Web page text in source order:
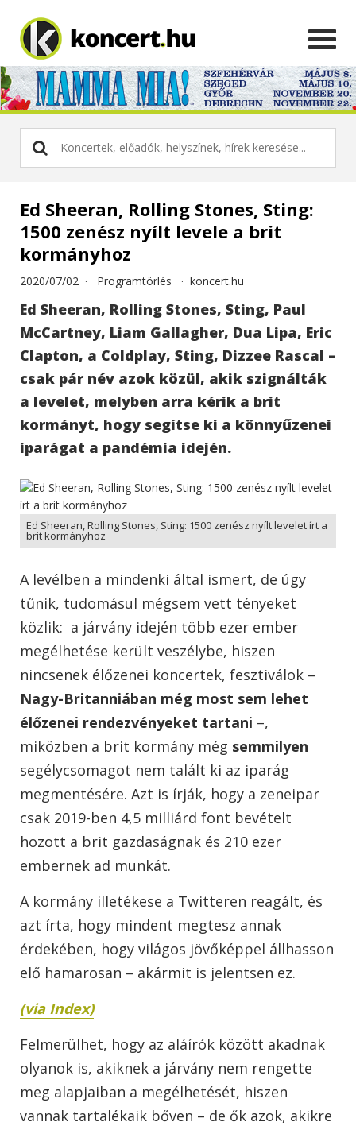
Ed Sheeran, Rolling Stones, Sting:
1500 zenész nyílt levele a brit
kormányhoz
2020/07/02 · Programtörlés · koncert.hu
Ed Sheeran, Rolling Stones, Sting, Paul
McCartney, Liam Gallagher, Dua Lipa, Eric
Clapton, a Coldplay, Sting, Dizzee Rascal –
csak pár név azok közül, akik szignálták
a levelet, melyben arra kérik a brit
kormányt, hogy segítse ki a könnyűzenei
iparágat a pandémia idején.
Ed Sheeran, Rolling Stones, Sting: 1500 zenész nyílt levelet írt a
brit kormányhoz
A levélben a mindenki által ismert, de úgy
tűnik, tudomásul mégsem vett tényeket
közlik: a járvány idején több ezer ember
megélhetése került veszélybe, hiszen
nincsenek élőzenei koncertek, fesztiválok –
Nagy-Britanniában még most sem lehet
élőzenei rendezvényeket tartani –,
miközben a brit kormány még semmilyen
segélycsomagot nem talált ki az iparág
megmentésére. Azt is írják, hogy a zeneipar
csak 2019-ben 4,5 milliárd font bevételt
hozott a brit gazdaságnak és 210 ezer
embernek ad munkát.
A kormány illetékese a Twitteren reagált, és
azt írta, hogy mindent megtesz annak
érdekében, hogy világos jövőképpel állhasson
elő hamarosan – akármit is jelentsen ez.
(via Index)
Felmerülhet, hogy az aláírók között akadnak
olyanok is, akiknek a járvány nem rengette
meg alapjaiban a megélhetését, hiszen
vannak tartalékaik bőven – de ők azok, akikre